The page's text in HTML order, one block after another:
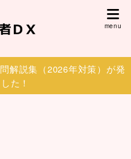
解説集（2026年対策）が発
た！